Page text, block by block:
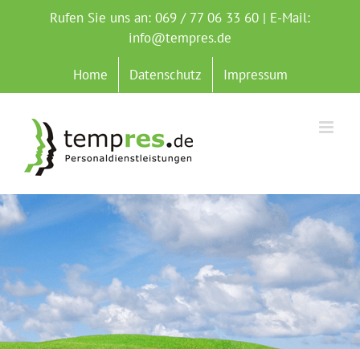
Rufen Sie uns an: 069 / 77 06 33 60 | E-Mail:
info@tempres.de
Home Datenschutz Impressum